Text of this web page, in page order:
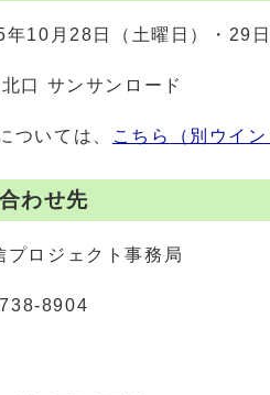
年10月28日（土曜日）・29
口 サンサンロード
ついては、 こちら （別ウイ
わせ先
プロジェクト事務局
8904